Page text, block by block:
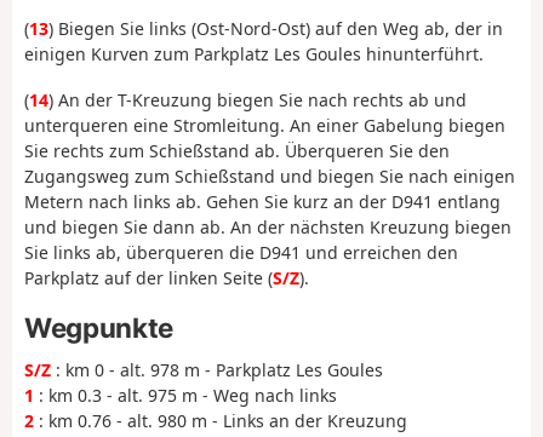
(13) Biegen Sie links (Ost-Nord-Ost) auf den Weg ab, der in
einigen Kurven zum Parkplatz Les Goules hinunterführt.
(14) An der T-Kreuzung biegen Sie nach rechts ab und
unterqueren eine Stromleitung. An einer Gabelung biegen
Sie rechts zum Schießstand ab. Überqueren Sie den
Zugangsweg zum Schießstand und biegen Sie nach einigen
Metern nach links ab. Gehen Sie kurz an der D941 entlang
und biegen Sie dann ab. An der nächsten Kreuzung biegen
Sie links ab, überqueren die D941 und erreichen den
Parkplatz auf der linken Seite (S/Z).
Wegpunkte
S/Z : km 0 - alt. 978 m - Parkplatz Les Goules
1 : km 0.3 - alt. 975 m - Weg nach links
2 : km 0.76 - alt. 980 m - Links an der Kreuzung